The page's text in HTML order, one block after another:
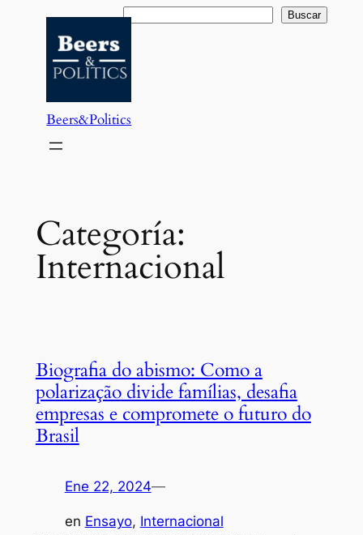
contenido
Buscar Buscar
Beers&Politics
Categoría:
Internacional
Biografia do abismo: Como a
polarização divide famílias, desafia
empresas e compromete o futuro do
Brasil
Ene 22, 2024—
en Ensayo, Internacional